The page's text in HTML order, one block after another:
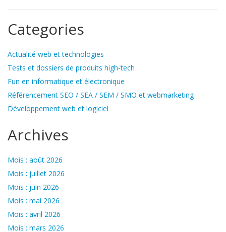
Categories
Actualité web et technologies
Tests et dossiers de produits high-tech
Fun en informatique et électronique
Référencement SEO / SEA / SEM / SMO et webmarketing
Développement web et logiciel
Archives
Mois : août 2026
Mois : juillet 2026
Mois : juin 2026
Mois : mai 2026
Mois : avril 2026
Mois : mars 2026